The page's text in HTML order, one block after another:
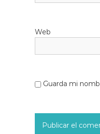
Web
Guarda mi